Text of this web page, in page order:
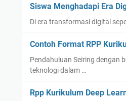
Siswa Menghadapi Era
Di era transformasi digital
Contoh Format RPP
Pendahuluan Seiring dengan
teknologi dalam …
Rpp Kurikulum Deep